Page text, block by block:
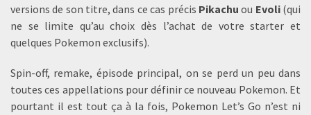
versions de son titre, dans ce cas précis Pikachu ou Evoli (qui
ne se limite qu’au choix dès l’achat de votre starter et
quelques Pokemon exclusifs).
Spin-off, remake, épisode principal, on se perd un peu dans
toutes ces appellations pour définir ce nouveau Pokemon. Et
pourtant il est tout ça à la fois, Pokemon Let’s Go n’est ni